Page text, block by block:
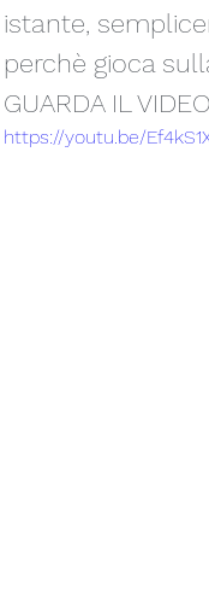
Frangivista
istante,
perchè gioca
GUARDA IL
https://youtu.be/